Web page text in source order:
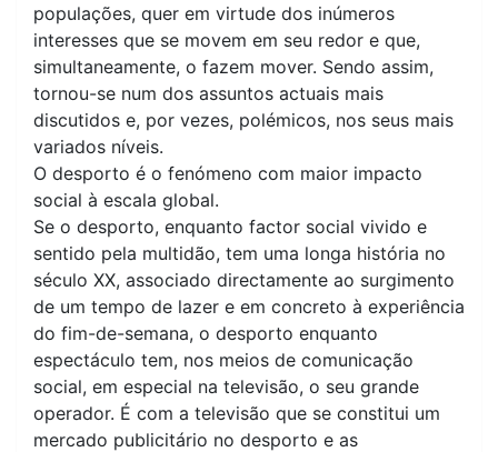
populações, quer em virtude dos inúmeros
interesses que se movem em seu redor e que,
simultaneamente, o fazem mover. Sendo assim,
tornou-se num dos assuntos actuais mais
discutidos e, por vezes, polémicos, nos seus mais
variados níveis.
O desporto é o fenómeno com maior impacto
social à escala global.
Se o desporto, enquanto factor social vivido e
sentido pela multidão, tem uma longa história no
século XX, associado directamente ao surgimento
de um tempo de lazer e em concreto à experiência
do fim-de-semana, o desporto enquanto
espectáculo tem, nos meios de comunicação
social, em especial na televisão, o seu grande
operador. É com a televisão que se constitui um
mercado publicitário no desporto e as